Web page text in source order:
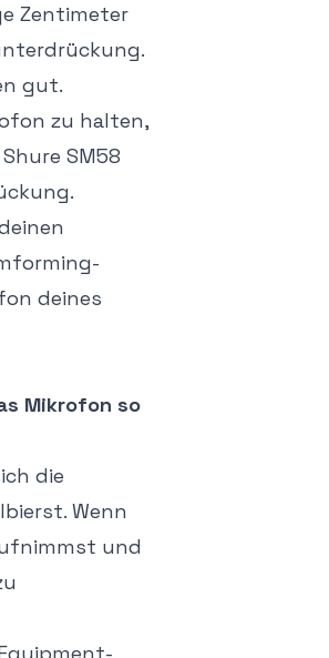
Zentimeter
gut.
zu halten,
SM58
deines
Mikrofon so
die
Wenn
und